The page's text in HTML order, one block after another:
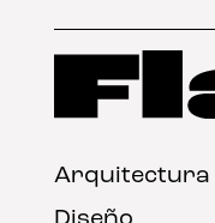
Arquitectura